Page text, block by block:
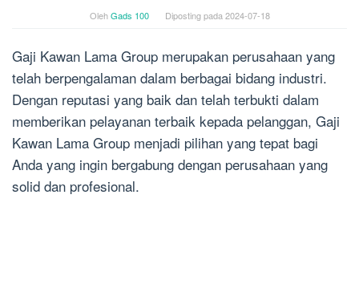
OlehGads 100 Diposting pada 2024-07-18
Gaji Kawan Lama Group merupakan perusahaan yang
telah berpengalaman dalam berbagai bidang industri.
Dengan reputasi yang baik dan telah terbukti dalam
memberikan pelayanan terbaik kepada pelanggan, Gaji
Kawan Lama Group menjadi pilihan yang tepat bagi
Anda yang ingin bergabung dengan perusahaan yang
solid dan profesional.